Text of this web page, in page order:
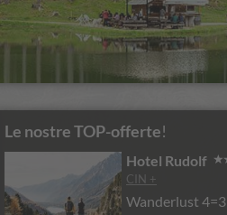
Le nostre TOP-offerte!
Hotel Rudolf
CIN +
Wanderlust 4=3